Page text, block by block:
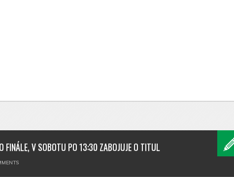
FINÁLE, V SOBOTU PO 13:30 ZABOJUJE O TITUL